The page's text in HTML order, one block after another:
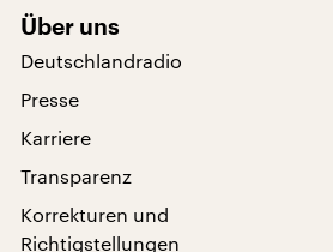
Über uns
Deutschlandradio
Presse
Karriere
Transparenz
Korrekturen und
Richtigstellungen